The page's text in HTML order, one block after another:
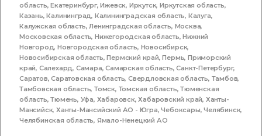
область,Екатеринбург,Ижевск, Иркутск,Иркутская область,
Казань,Калининград, Калининградская область, Калуга,
Калужская область,Ленинградская область, Москва,
Московская область,Нижегородская область,Нижний
Новгород,Новгородская область, Новосибирск,
Новосибирская область,Пермский край,Пермь,Приморский
край, Салехард, Самара,Самарская область,Санкт-Петербург,
Саратов,Саратовская область,Свердловская область, Тамбов,
Тамбовская область,Томск, Томская область,Тюменская
область,Тюмень, Уфа, Хабаровск,Хабаровский край, Ханты-
Мансийск,Ханты-Мансийский АО - Югра,Чебоксары,Челябинск,
Челябинская область, Ямало-Ненецкий АО